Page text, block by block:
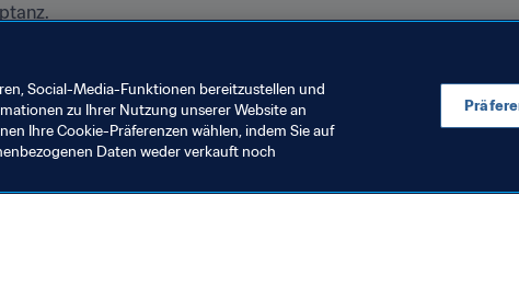
der Verbotsliste im Vergleich zum Vorjahr sind der
Social-Media-Funktionen bereitzustellen und
zu Ihrer Nutzung unserer Website an
Ihre Cookie-Präferenzen wählen, indem Sie auf
Daten weder verkauft noch